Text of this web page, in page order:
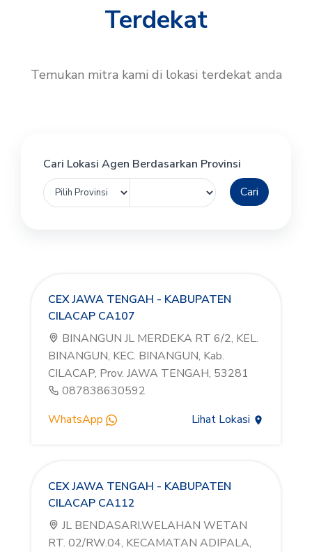
Terdekat
Temukan mitra kami di lokasi terdekat anda
Cari Lokasi Agen Berdasarkan Provinsi
CEX JAWA TENGAH - KABUPATEN
CILACAP CA107
BINANGUN JL MERDEKA RT 6/2, KEL.
BINANGUN, KEC. BINANGUN, Kab.
CILACAP, Prov. JAWA TENGAH, 53281
087838630592
WhatsApp
Lihat Lokasi
CEX JAWA TENGAH - KABUPATEN
CILACAP CA112
JL BENDASARI,WELAHAN WETAN
RT. 02/RW.04, KECAMATAN ADIPALA,